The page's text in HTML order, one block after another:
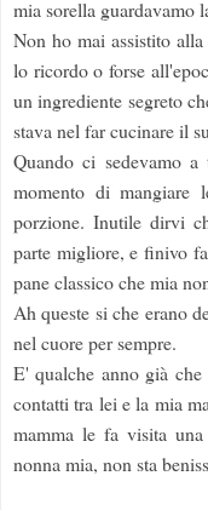
mia sorella guardavamo
Non ho mai assistito
lo ricordo o forse
un ingrediente segreto
stava nel far cucinare il
Quando ci sedevamo
momento di mangiare
porzione. Inutile dirvi
parte migliore, e finivo
pane classico che mia
Ah queste si che erano
nel cuore per sempre.
E' qualche anno già
contatti tra lei e la mia
mamma le fa visita
nonna mia, non sta